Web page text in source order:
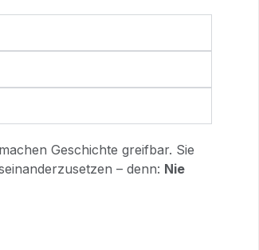
Geschich­te greif­bar. Sie
– denn: Nie